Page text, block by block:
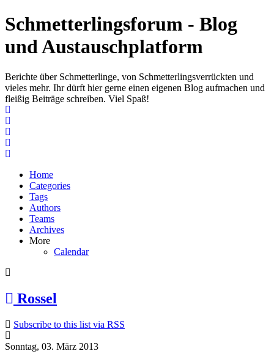
Schmetterlingsforum - Blog
und Austauschplatform
Berichte über Schmetterlinge, von Schmetterlingsverrückten und
vieles mehr. Ihr dürft hier gerne einen eigenen Blog aufmachen und
fleißig Beiträge schreiben. Viel Spaß!
Home
Categories
Tags
Authors
Teams
Archives
More
Calendar
Rossel
Subscribe to this list via RSS
Sonntag, 03. März 2013